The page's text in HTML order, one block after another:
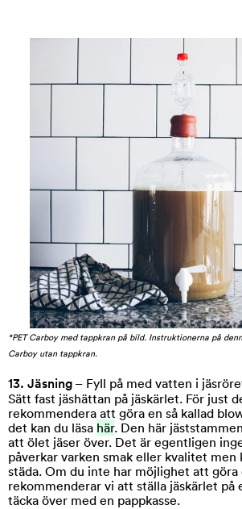
*PET Carboy med tappkran på bild. Instruktionerna på
Carboy utan tappkran.
13. Jäsning – Fyll på med vatten i
Sätt fast jäshättan på jäskärlet. För just
rekommendera att göra en så kallad
det kan du läsa här. Den här
att ölet jäser över. Det är egentligen
påverkar varken smak eller kvalitet
städa. Om du inte har möjlighet att
rekommenderar vi att ställa jäskärlet på
täcka över med en pappkasse.